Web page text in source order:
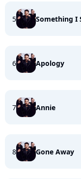
5 Something I
6 Apology
7 Annie
8 Gone Away